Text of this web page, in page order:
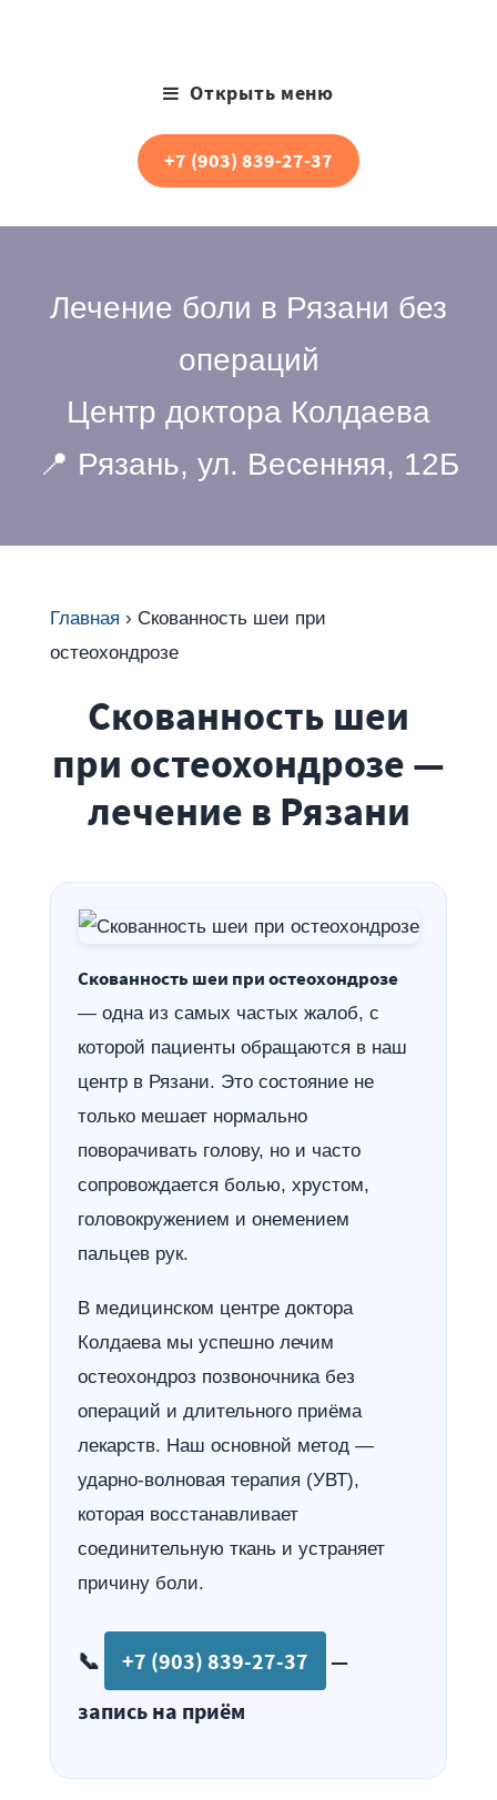
Открыть меню
+7 (903) 839-27-37
Лечение боли в Рязани без
операций
Центр доктора Колдаева
📍 Рязань, ул. Весенняя, 12Б
Главная › Скованность шеи при
остеохондрозе
Скованность шеи
при остеохондрозе —
лечение в Рязани
Скованность шеи при остеохондрозе
— одна из самых частых жалоб, с
которой пациенты обращаются в наш
центр в Рязани. Это состояние не
только мешает нормально
поворачивать голову, но и часто
сопровождается болью, хрустом,
головокружением и онемением
пальцев рук.
В медицинском центре доктора
Колдаева мы успешно лечим
остеохондроз позвоночника без
операций и длительного приёма
лекарств. Наш основной метод —
ударно-волновая терапия (УВТ),
которая восстанавливает
соединительную ткань и устраняет
причину боли.
📞 +7 (903) 839-27-37
—
запись на приём